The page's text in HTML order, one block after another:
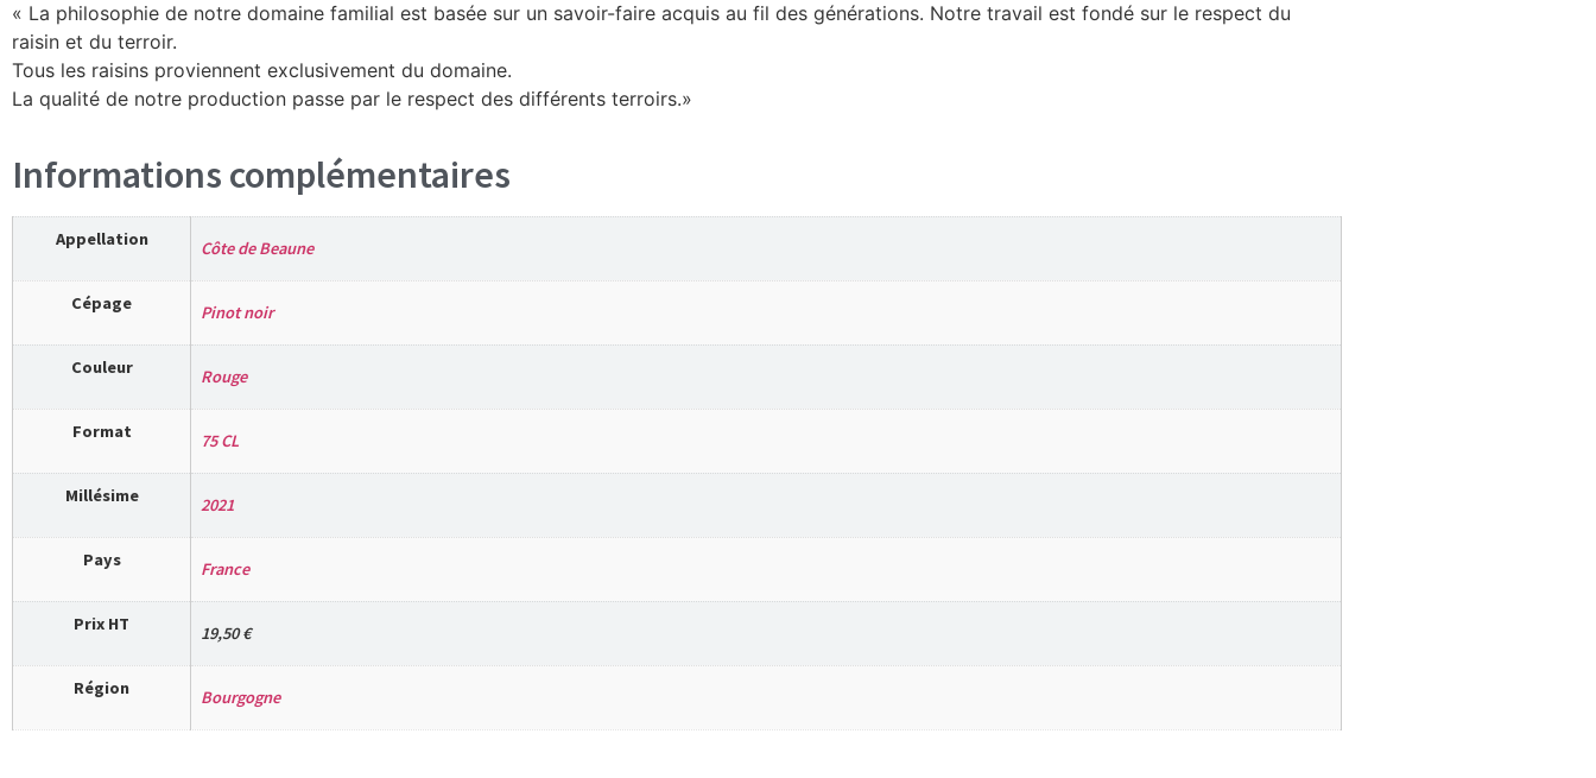
« La philosophie de notre domaine familial est basée sur un savoir-faire acquis au fil des générations. Notre travail est fondé sur le respect du
raisin et du terroir.
Tous les raisins proviennent exclusivement du domaine.
La qualité de notre production passe par le respect des différents terroirs.»
Informations complémentaires
Appellation Côte de Beaune
Cépage Pinot noir
Couleur Rouge
Format 75 CL
Millésime 2021
Pays France
Prix HT 19,50 €
Région Bourgogne